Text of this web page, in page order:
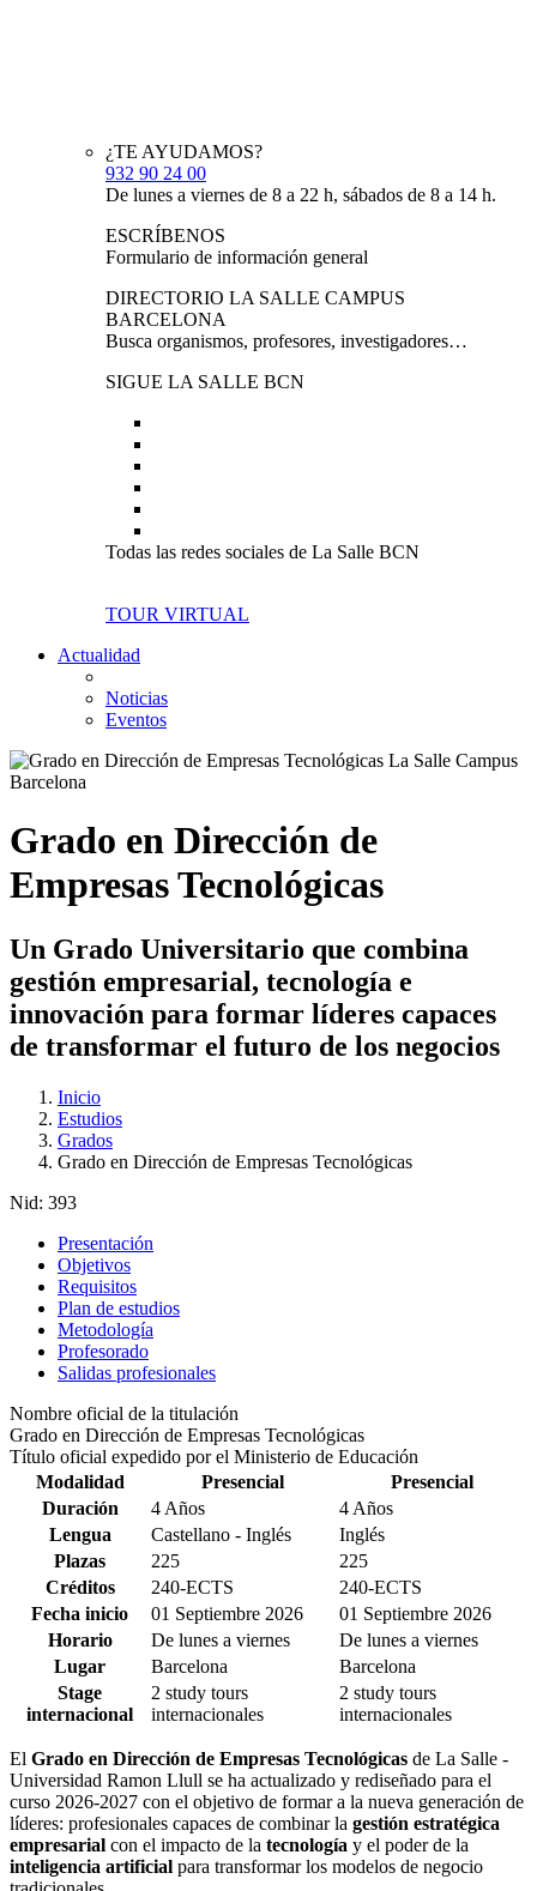
¿TE AYUDAMOS?
932 90 24 00
De lunes a viernes de 8 a 22 h, sábados de 8 a 14 h.
ESCRÍBENOS
Formulario de información general
DIRECTORIO LA SALLE CAMPUS
BARCELONA
Busca organismos, profesores, investigadores…
SIGUE LA SALLE BCN
Todas las redes sociales de La Salle BCN
TOUR VIRTUAL
Actualidad
Noticias
Eventos
Grado en Dirección de
Empresas Tecnológicas
Un Grado Universitario que combina
gestión empresarial, tecnología e
innovación para formar líderes capaces
de transformar el futuro de los negocios
Inicio
Estudios
Grados
Grado en Dirección de Empresas Tecnológicas
Nid: 393
Presentación
Objetivos
Requisitos
Plan de estudios
Metodología
Profesorado
Salidas profesionales
Nombre oficial de la titulación
Grado en Dirección de Empresas Tecnológicas
Título oficial expedido por el Ministerio de Educación
Modalidad
Presencial
Presencial
Duración
4 Años
4 Años
Lengua
Castellano - Inglés
Inglés
Plazas
225
225
Créditos
240-ECTS
240-ECTS
Fecha inicio
01 Septiembre 2026
01 Septiembre 2026
Horario
De lunes a viernes
De lunes a viernes
Lugar
Barcelona
Barcelona
Stage
internacional
2 study tours
internacionales
2 study tours
internacionales
El Grado en Dirección de Empresas Tecnológicas de La Salle -
Universidad Ramon Llull se ha actualizado y rediseñado para el
curso 2026-2027 con el objetivo de formar a la nueva generación de
líderes: profesionales capaces de combinar la gestión estratégica
empresarial con el impacto de la tecnología y el poder de la
inteligencia artificial para transformar los modelos de negocio